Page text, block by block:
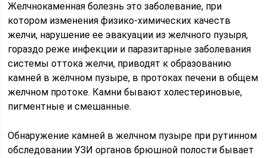
Желчнокаменная болезнь это заболевание, при
котором изменения физико-химических качеств
желчи, нарушение ее эвакуации из желчного пузыря,
гораздо реже инфекции и паразитарные заболевания
системы оттока желчи, приводят к образованию
камней в желчном пузыре, в протоках печени в общем
желчном протоке. Камни бывают холестериновые,
пигментные и смешанные.
Обнаружение камней в желчном пузыре при рутинном
обследовании УЗИ органов брюшной полости бывает